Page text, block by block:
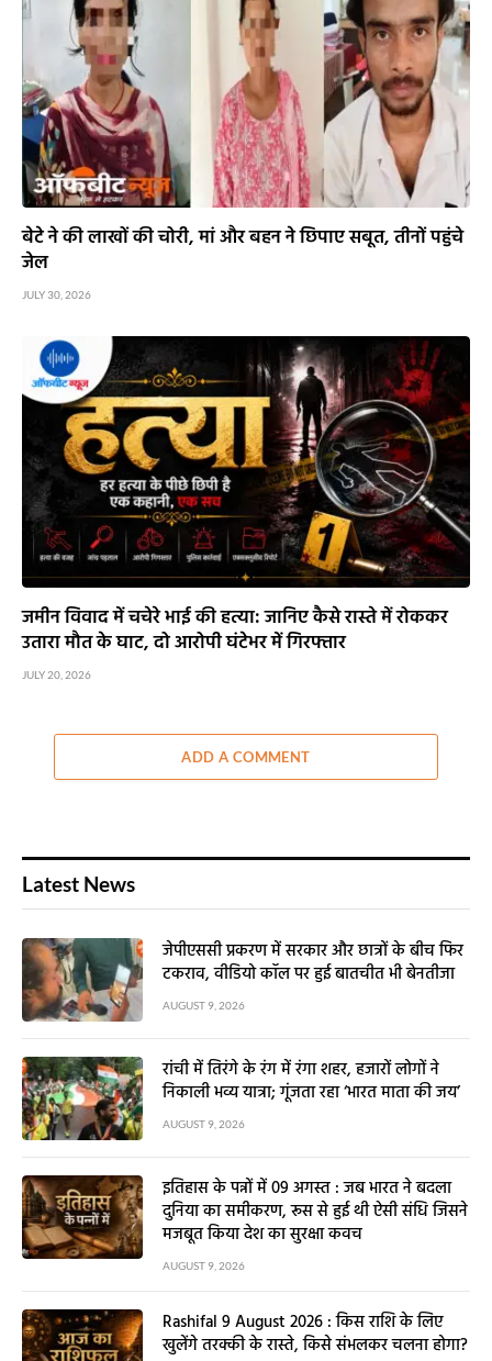
बेटे ने की लाखों की चोरी, मां और बहन ने छिपाए सबूत, तीनों पहुंचे
जेल
JULY 30, 2026
जमीन विवाद में चचेरे भाई की हत्या: जानिए कैसे रास्ते में रोककर
उतारा मौत के घाट, दो आरोपी घंटेभर में गिरफ्तार
JULY 20, 2026
ADD A COMMENT
Latest News
जेपीएससी प्रकरण में सरकार और छात्रों के बीच फिर
टकराव, वीडियो कॉल पर हुई बातचीत भी बेनतीजा
AUGUST 9, 2026
रांची में तिरंगे के रंग में रंगा शहर, हजारों लोगों ने
निकाली भव्य यात्रा; गूंजता रहा ‘भारत माता की जय’
AUGUST 9, 2026
इतिहास के पन्नों में 09 अगस्त : जब भारत ने बदला
दुनिया का समीकरण, रूस से हुई थी ऐसी संधि जिसने
मजबूत किया देश का सुरक्षा कवच
AUGUST 9, 2026
Rashifal 9 August 2026 : किस राशि के लिए
खुलेंगे तरक्की के रास्ते, किसे संभलकर चलना होगा?